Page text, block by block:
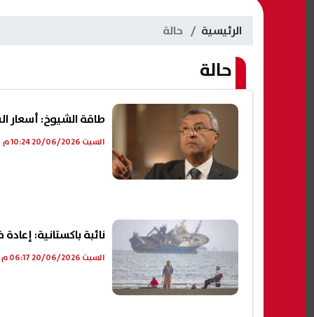
الرئيسية حالة
حالة
طاقة الشيوخ: أسعار
السبت 20/06/2026 10:24 م
نائبة باكستانية:
السبت 20/06/2026 06:17 م